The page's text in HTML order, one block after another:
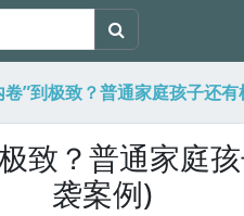
”到极致？普通家庭孩子还有
致？普通家庭
袭案例)